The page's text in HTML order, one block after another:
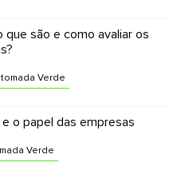
são e como avaliar os
Verde
o papel das empresas
Verde